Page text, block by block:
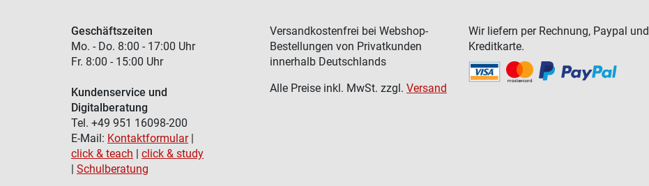
Geschäftszeiten
Mo. - Do. 8:00 - 17:00 Uhr
Fr. 8:00 - 15:00 Uhr
Kundenservice und
Digitalberatung
Tel. +49 951 16098-200
E-Mail: Kontaktformular|
click & teach | click & study
| Schulberatung
Versandkostenfrei bei Webshop-
Bestellungen von Privatkunden
innerhalb Deutschlands
Alle Preise inkl. MwSt. zzgl. Versand
Wir liefern per Rechnung, Paypal und
Kreditkarte.